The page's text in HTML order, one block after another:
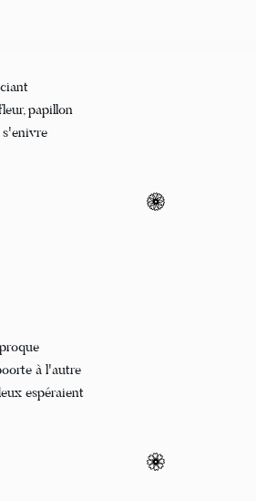
papillon
à l'autre
espéraient